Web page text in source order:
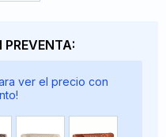
PREVENTA:
ver el precio con